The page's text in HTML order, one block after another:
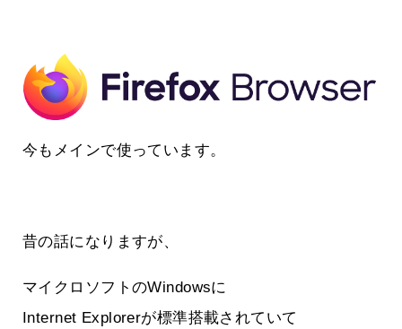
今もメインで使っています。
昔の話になりますが、
マイクロソフトのWindowsに
Internet Explorerが標準搭載されていて